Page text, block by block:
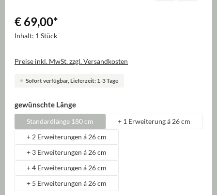
€ 69,00*
Inhalt: 1 Stück
Preise inkl. MwSt. zzgl. Versandkosten
Sofort verfügbar, Lieferzeit: 1-3 Tage
gewünschte Längeauswählen
Standardlänge 180 cm
+ 1 Erweiterung á 26 cm
+ 2 Erweiterungen á 26 cm
+ 3 Erweiterungen á 26 cm
+ 4 Erweiterungen á 26 cm
+ 5 Erweiterungen á 26 cm